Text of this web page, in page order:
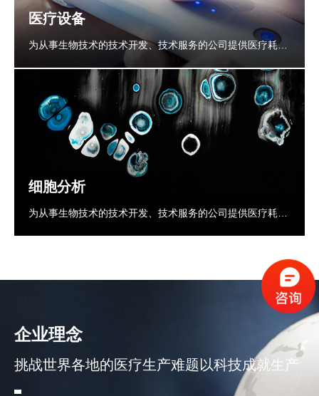
医疗设备
为从事生物技术的技术开发、技术服务的公司提供医疗耗材
医疗器械等的产品及模具的生产
细胞分析
为从事生物技术的技术开发、技术服务的公司提供医疗耗材
企业理念
挑战世界各地的医疗生产难题以科技成就生产